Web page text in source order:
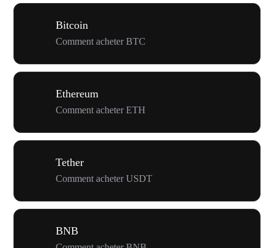
Bitcoin
Comment acheter BTC
Ethereum
Comment acheter ETH
Tether
Comment acheter USDT
BNB